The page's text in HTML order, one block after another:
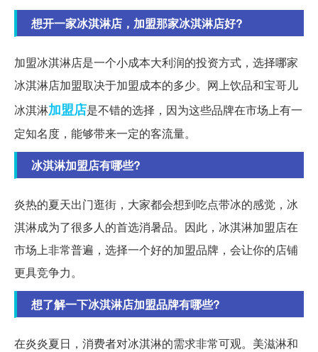
想开一家冰淇淋店，加盟那家冰淇淋店好?
加盟冰淇淋店是一个小成本大利润的投资方式，选择哪家
冰淇淋店加盟取决于加盟成本的多少。网上饮品和宝哥儿
冰淇淋加盟店是不错的选择，因为这些品牌在市场上有一
定知名度，能够带来一定的客流量。
冰淇淋加盟店有哪些?
炎热的夏天出门逛街，大家都会想到吃点带冰的感觉，冰
淇淋成为了很多人的首选消暑品。因此，冰淇淋加盟店在
市场上非常普遍，选择一个好的加盟品牌，会让你的店铺
更具竞争力。
想了解一下冰淇淋店加盟品牌有哪些?
在炎炎夏日，消费者对冰淇淋的需求非常可观。美滋淋和